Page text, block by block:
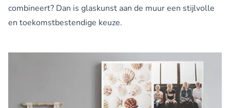
combineert? Dan is glaskunst aan de muur een stijlvolle
en toekomstbestendige keuze.